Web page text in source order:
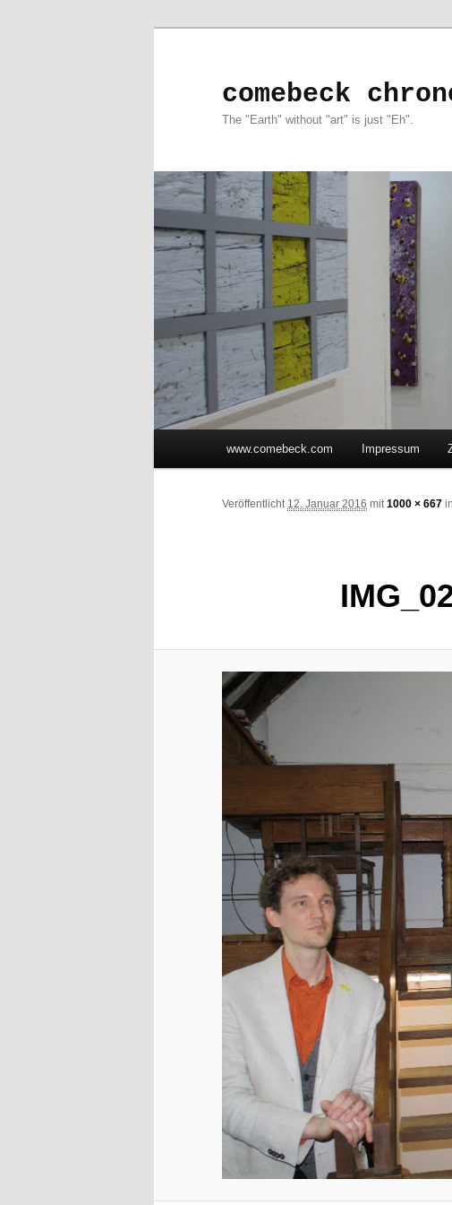
comebeck
The "Earth" without "art" is just "Eh".
Zum Inhalt wechseln
Zum sekundären Inhalt wechseln
www.comebeck.com Impressum
Veröffentlicht 12. Januar 2016 mit 1000 × 667 in